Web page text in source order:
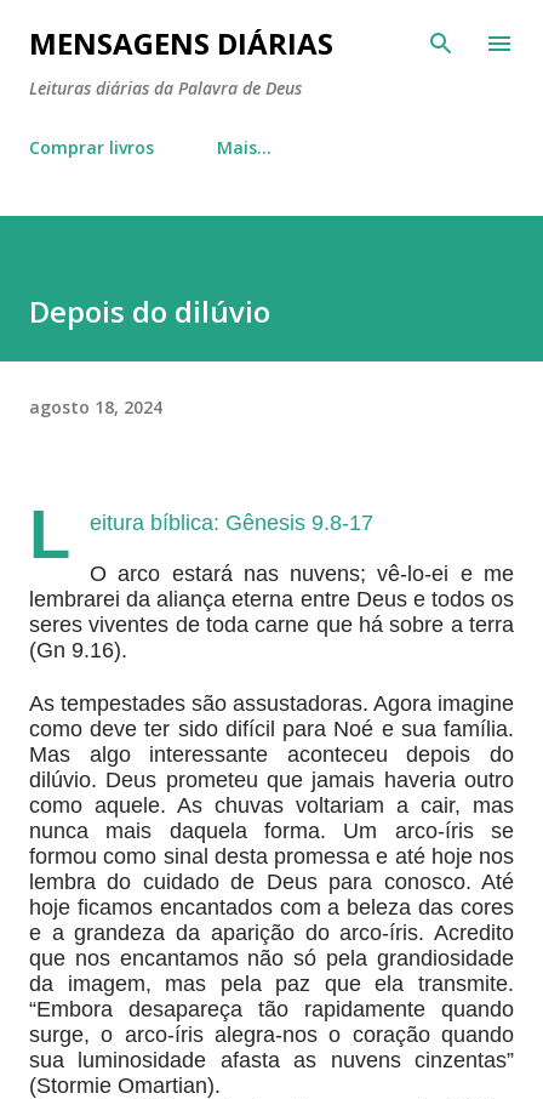
Pular para o conteúdo principal
MENSAGENS DIÁRIAS
Leituras diárias da Palavra de Deus
Comprar livros Mais…
Depois do dilúvio
agosto 18, 2024
L eitura bíblica: Gênesis 9.8-17
O arco estará nas nuvens; vê-lo-ei e me
lembrarei da aliança eterna entre Deus e todos os
seres viventes de toda carne que há sobre a terra
(Gn 9.16).
As tempestades são assustadoras. Agora imagine
como deve ter sido difícil para Noé e sua família.
Mas algo interessante aconteceu depois do
dilúvio. Deus prometeu que jamais haveria outro
como aquele. As chuvas voltariam a cair, mas
nunca mais daquela forma. Um arco-íris se
formou como sinal desta promessa e até hoje nos
lembra do cuidado de Deus para conosco. Até
hoje ficamos encantados com a beleza das cores
e a grandeza da aparição do arco-íris. Acredito
que nos encantamos não só pela grandiosidade
da imagem, mas pela paz que ela transmite.
“Embora desapareça tão rapidamente quando
surge, o arco-íris alegra-nos o coração quando
sua luminosidade afasta as nuvens cinzentas”
(Stormie Omartian).